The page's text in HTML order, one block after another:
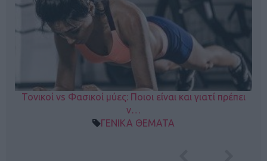
Τονικοί vs Φασικοί μύες: Ποιοι είναι και γιατί πρέπει
ν…
ΓΕΝΙΚΑ ΘΕΜΑΤΑ